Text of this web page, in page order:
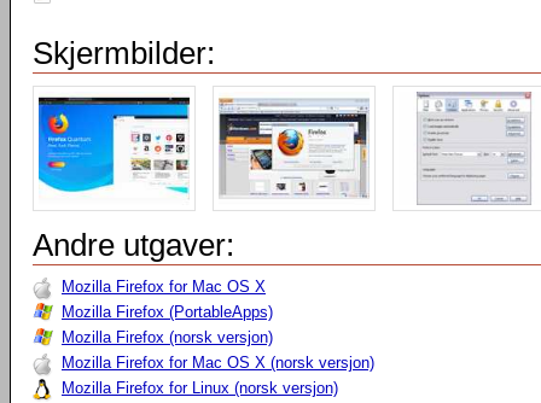
Skjermbilder:
Andre utgaver:
Mozilla Firefox for Mac OS X
Mozilla Firefox (PortableApps)
Mozilla Firefox (norsk versjon)
Mozilla Firefox for Mac OS X (norsk versjon)
Mozilla Firefox for Linux (norsk versjon)